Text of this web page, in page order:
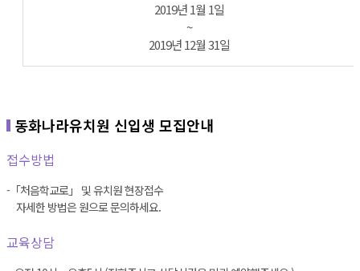
2019년 1월 1일
~
2019년 12월 31일
동화나라유치원 신입생 모집안내
접수방법
-「처음학교로」 및 유치원 현장접수
자세한 방법은 원으로 문의하세요.
교육상담